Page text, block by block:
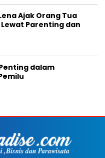
Ajak Orang Tua
Parenting dan
dalam